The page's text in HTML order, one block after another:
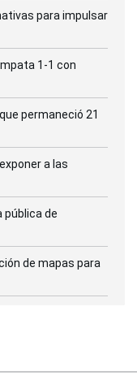
para impulsar
1-1 con
permaneció 21
a las
pública de
de mapas para